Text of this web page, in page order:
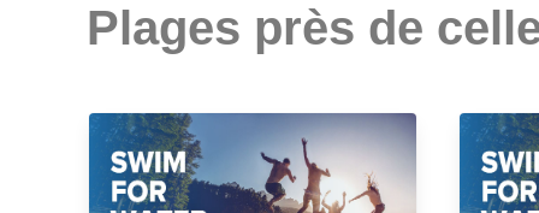
Plages près de